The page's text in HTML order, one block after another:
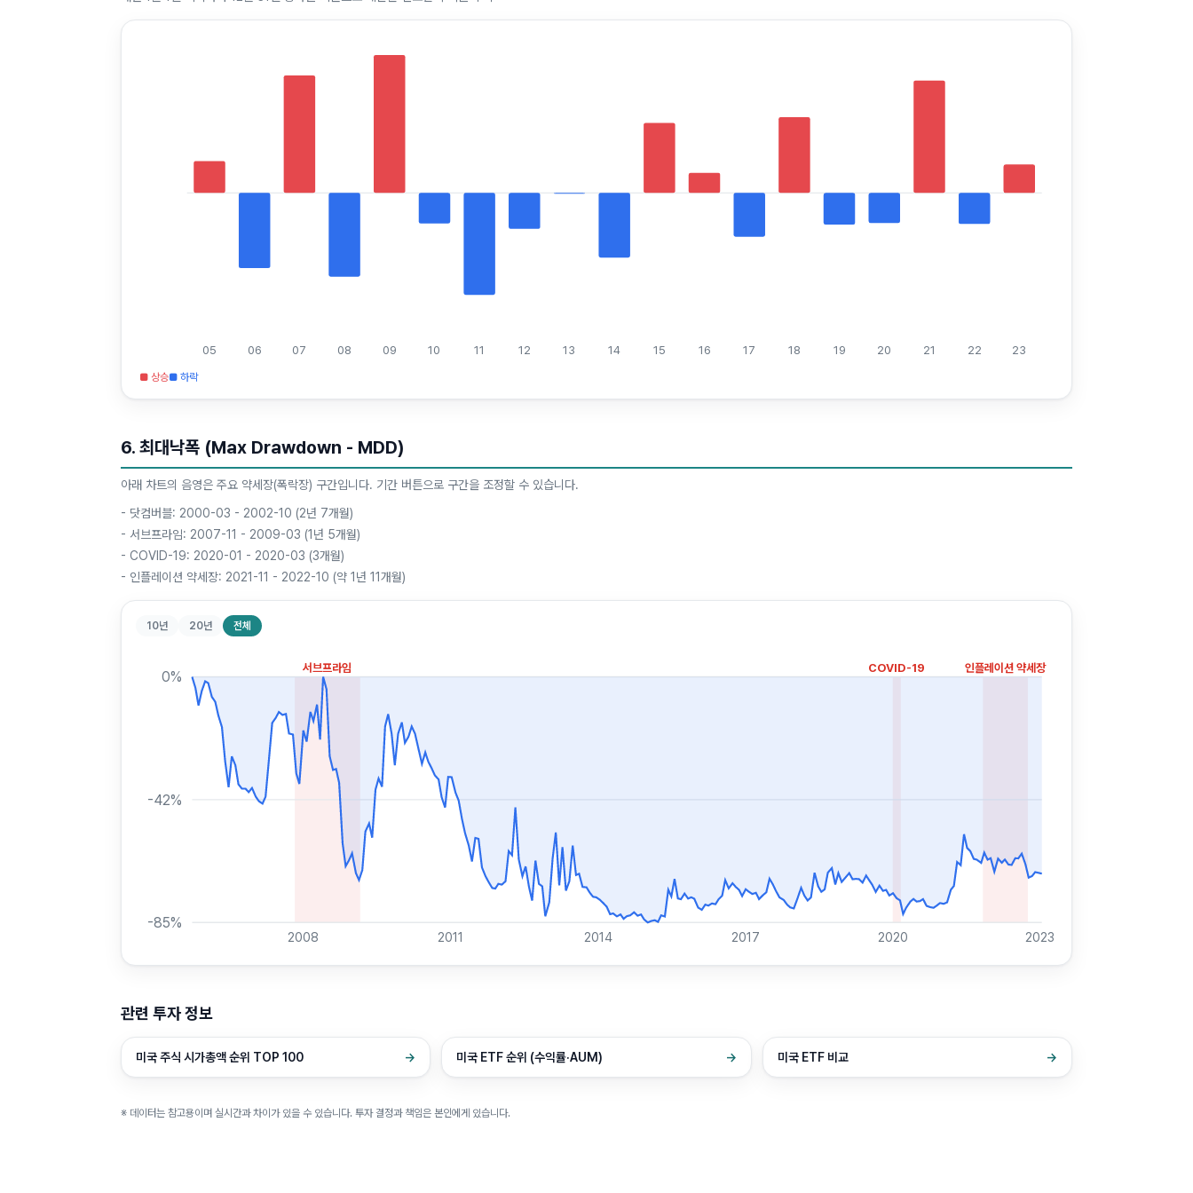
05 06 07 08 09 10 11 12 13 14 15 16 17 18 19 20 21 22 23
■ 상승■ 하락
6. 최대낙폭 (Max Drawdown - MDD)
아래 차트의 음영은 주요 약세장(폭락장) 구간입니다. 기간 버튼으로 구간을 조정할 수 있습니다.
- 닷컴버블: 2000-03 - 2002-10 (2년 7개월)
- 서브프라임: 2007-11 - 2009-03 (1년 5개월)
- COVID-19: 2020-01 - 2020-03 (3개월)
- 인플레이션 약세장: 2021-11 - 2022-10 (약 1년 11개월)
10년 20년 전체
서브프라임 COVID-19 인플레이션 약세장
0%
-42%
-85%
2008 2011 2014 2017 2020 2023
관련 투자 정보
미국 주식 시가총액 순위 TOP 100 → 미국 ETF 순위 (수익률·AUM) → 미국 ETF 비교 →
※ 데이터는 참고용이며 실시간과 차이가 있을 수 있습니다. 투자 결정과 책임은 본인에게 있습니다.